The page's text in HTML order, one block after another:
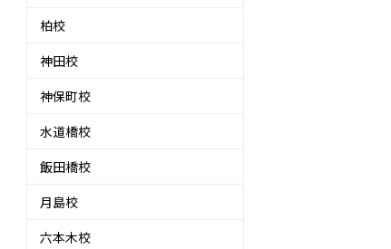
柏校
神田校
神保町校
水道橋校
飯田橋校
月島校
六本木校